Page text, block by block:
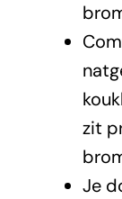
zit
Je